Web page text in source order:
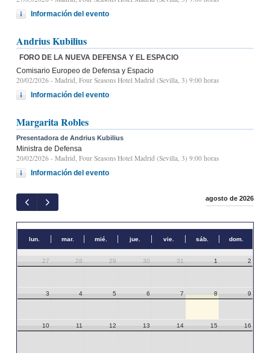
Información del evento
Andrius Kubilius
FORO DE LA NUEVA DEFENSA Y EL ESPACIO
Comisario Europeo de Defensa y Espacio
20/02/2026 - Madrid, Four Seasons Hotel Madrid (Sevilla, 3) 9:00 horas
Información del evento
Margarita Robles
Presentadora de Andrius Kubilius
Ministra de Defensa
20/02/2026 - Madrid, Four Seasons Hotel Madrid (Sevilla, 3) 9:00 horas
Información del evento
agosto de 2026
lun. mar. mié. jue. vie. sáb. dom.
27 28 29 30 31 1 2
3 4 5 6 7 8 9
10 11 12 13 14 15 16